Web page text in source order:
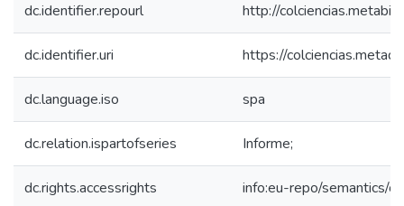
dc.identifier.repourl http://
dc.identifier.uri https://
dc.language.iso spa
dc.relation.ispartofseries Informe;
dc.rights.accessrights info:eu-repo/semantics/